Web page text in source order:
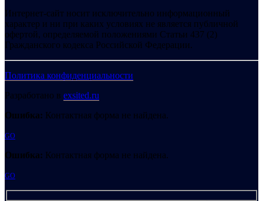
Интернет-сайт носит исключительно информационный
характер и ни при каких условиях не является публичной
офертой, определяемой положениями Статьи 437 (2)
Гражданского кодекса Российской Федерации.
Политика конфиденциальности
Разработано в exsited.ru
Ошибка: Контактная форма не найдена.
GO
Ошибка: Контактная форма не найдена.
GO